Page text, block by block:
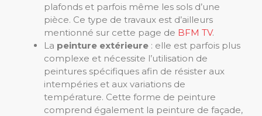
plafonds et parfois même les sols d’une
pièce. Ce type de travaux est d’ailleurs
mentionné sur cette page de BFM TV.
La peinture extérieure : elle est parfois plus
complexe et nécessite l’utilisation de
peintures spécifiques afin de résister aux
intempéries et aux variations de
température. Cette forme de peinture
comprend également la peinture de façade,